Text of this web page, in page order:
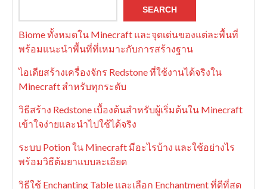
SEARCH
Biome ทั้งหมดใน Minecraft และจุดเด่นของแต่ละพื้นที่
พร้อมแนะนำพื้นที่ที่เหมาะกับการสร้างฐาน
ไอเดียสร้างเครื่องจักร Redstone ที่ใช้งานได้จริงใน
Minecraft สำหรับทุกระดับ
วิธีสร้าง Redstone เบื้องต้นสำหรับผู้เริ่มต้นใน Minecraft
เข้าใจง่ายและนำไปใช้ได้จริง
ระบบ Potion ใน Minecraft มีอะไรบ้าง และใช้อย่างไร
พร้อมวิธีต้มยาแบบละเอียด
วิธีใช้ Enchanting Table และเลือก Enchantment ที่ดีที่สุด